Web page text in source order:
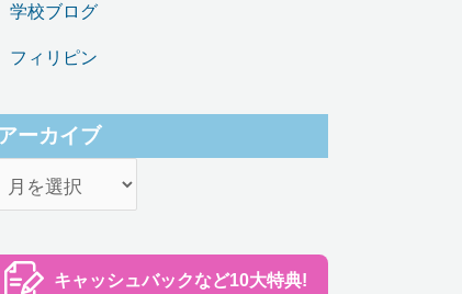
学校ブログ
フィリピン
アーカイブ
キャッシュバックなど10大特典!